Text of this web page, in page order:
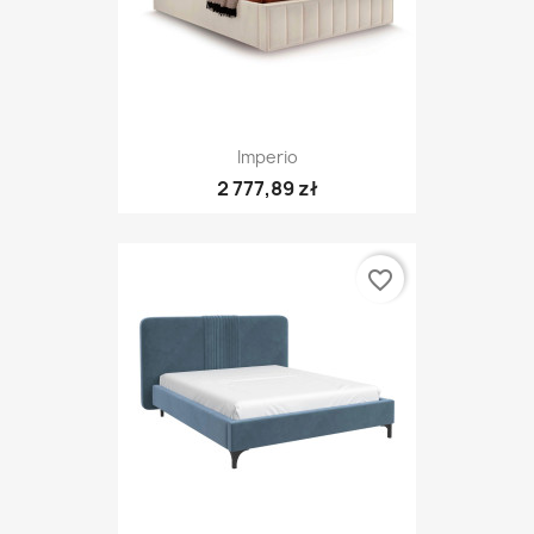
Imperio
2 777,89 zł
favorite_border